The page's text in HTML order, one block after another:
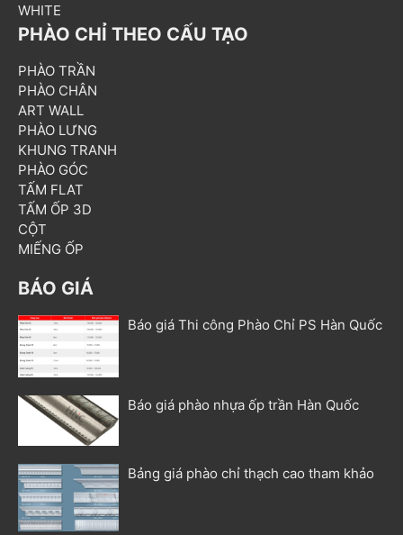
WHITE
PHÀO CHỈ THEO CẤU TẠO
PHÀO TRẦN
PHÀO CHÂN
ART WALL
PHÀO LƯNG
KHUNG TRANH
PHÀO GÓC
TẤM FLAT
TẤM ỐP 3D
CỘT
MIẾNG ỐP
BÁO GIÁ
Báo giá Thi công Phào Chỉ PS Hàn Quốc
Báo giá phào nhựa ốp trần Hàn Quốc
Bảng giá phào chỉ thạch cao tham khảo